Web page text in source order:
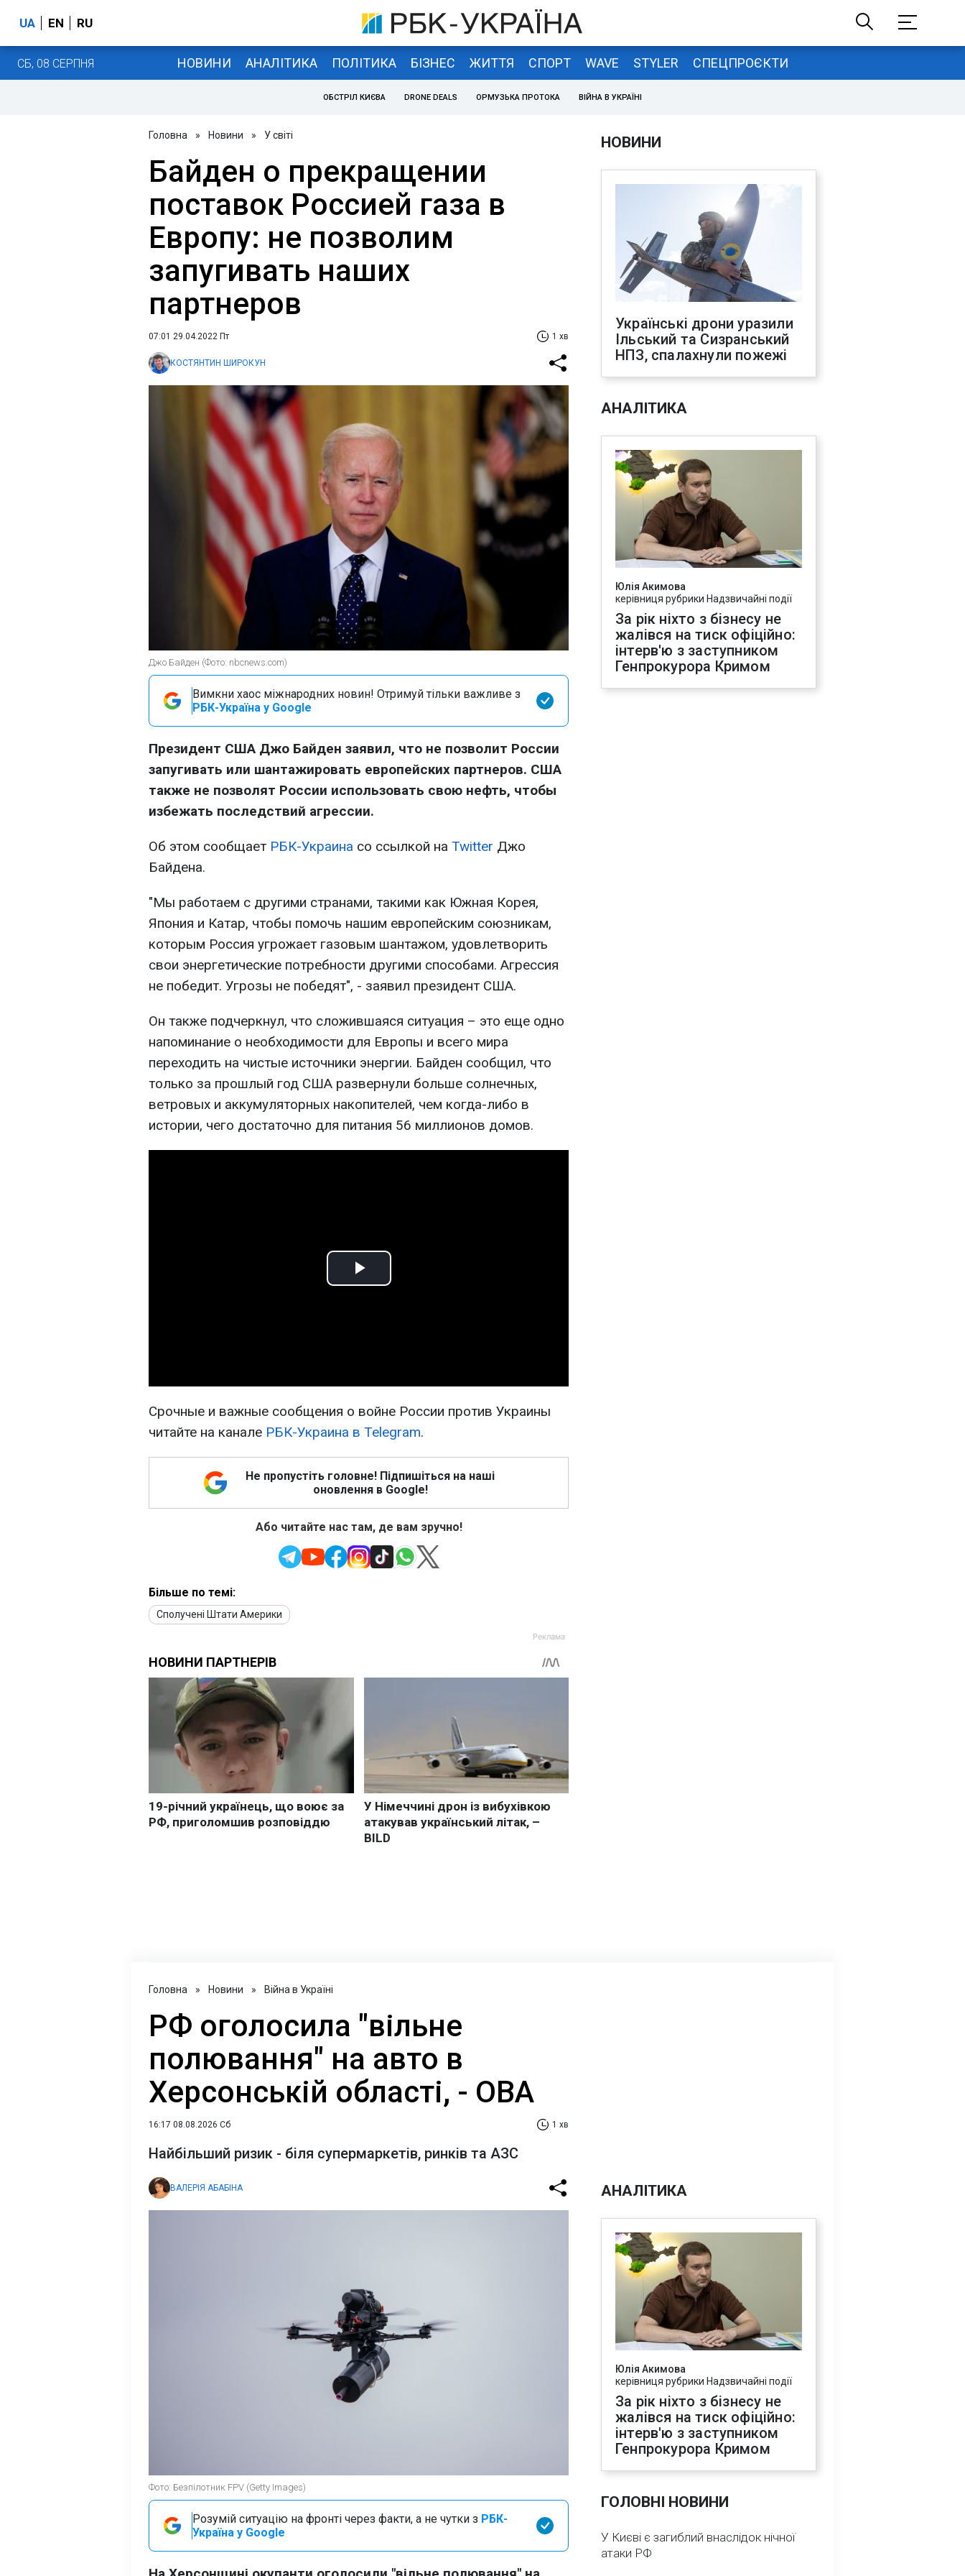
UA EN RU
СБ, 08 СЕРПНЯ НОВИНИ АНАЛІТИКА ПОЛІТИКА БІЗНЕС ЖИТТЯ СПОРТ WAVE STYLER СПЕЦПРОЄКТИ
ОБСТРІЛ КИЄВА DRONE DEALS ОРМУЗЬКА ПРОТОКА ВІЙНА В УКРАЇНІ
Головна » Новини » У світі
Байден о прекращении
поставок Россией газа в
Европу: не позволим
запугивать наших
партнеров
07:01 29.04.2022 Пт 1 хв
КОСТЯНТИН ШИРОКУН
Джо Байден (Фото: nbcnews.com)
Вимкни хаос міжнародних новин! Отримуй тільки важливе з
РБК-Україна у Google
Президент США Джо Байден заявил, что не позволит России
запугивать или шантажировать европейских партнеров. США
также не позволят России использовать свою нефть, чтобы
избежать последствий агрессии.
Об этом сообщает РБК-Украина со ссылкой на Twitter Джо
Байдена.
"Мы работаем с другими странами, такими как Южная Корея,
Япония и Катар, чтобы помочь нашим европейским союзникам,
которым Россия угрожает газовым шантажом, удовлетворить
свои энергетические потребности другими способами. Агрессия
не победит. Угрозы не победят", - заявил президент США.
Он также подчеркнул, что сложившаяся ситуация – это еще одно
напоминание о необходимости для Европы и всего мира
переходить на чистые источники энергии. Байден сообщил, что
только за прошлый год США развернули больше солнечных,
ветровых и аккумуляторных накопителей, чем когда-либо в
истории, чего достаточно для питания 56 миллионов домов.
Play
Срочные и важные сообщения о войне России против Украины
читайте на канале РБК-Украина в Telegram.
Не пропустіть головне! Підпишіться на наші
оновлення в Google!
Або читайте нас там, де вам зручно!
Більше по темі:
Сполучені Штати Америки
НОВИНИ
Українські дрони уразили
Ільський та Сизранський
НПЗ, спалахнули пожежі
АНАЛІТИКА
Юлія Акимова
керівниця рубрики Надзвичайні події
За рік ніхто з бізнесу не
жалівся на тиск офіційно:
інтерв'ю з заступником
Генпрокурора Кримом
Головна » Новини » Війна в Україні
РФ оголосила "вільне
полювання" на авто в
Херсонській області, - ОВА
16:17 08.08.2026 Сб 1 хв
Найбільший ризик - біля супермаркетів, ринків та АЗС
ВАЛЕРІЯ АБАБІНА
Фото: Безпілотник FPV (Getty Images)
Розумій ситуацію на фронті через факти, а не чутки з РБК-
Україна у Google
АНАЛІТИКА
Юлія Акимова
керівниця рубрики Надзвичайні події
За рік ніхто з бізнесу не
жалівся на тиск офіційно:
інтерв'ю з заступником
Генпрокурора Кримом
ГОЛОВНІ НОВИНИ
У Києві є загиблий внаслідок нічної
атаки РФ